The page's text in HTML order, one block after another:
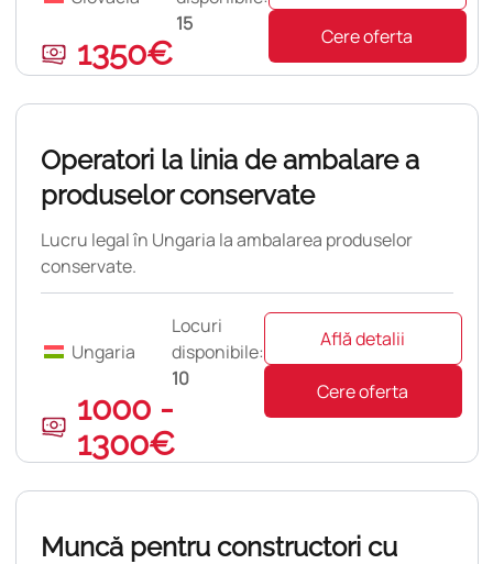
15
1350€ Cere oferta
Operatori la linia de ambalare a
produselor conservate
Lucru legal în Ungaria la ambalarea produselor
conservate.
Ungaria
Locuri
disponibile:
10
1000 -
1300€
Află detalii
Cere oferta
Muncă pentru constructori cu